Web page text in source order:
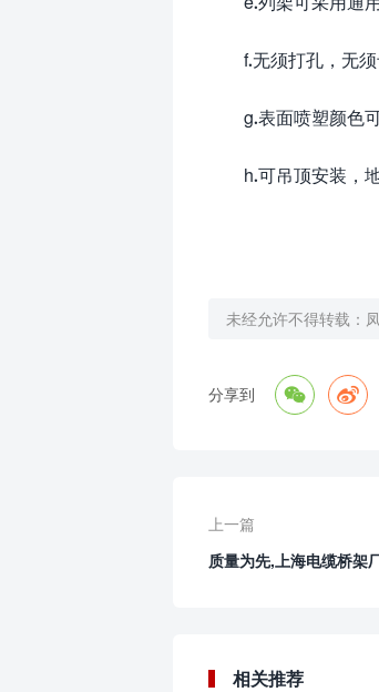
f.无须打孔，无
g.表面喷塑颜色
h.可吊顶安装，
未经允许不得转载：
分享到
上一篇
质量为先,上海电缆桥架
相关推荐